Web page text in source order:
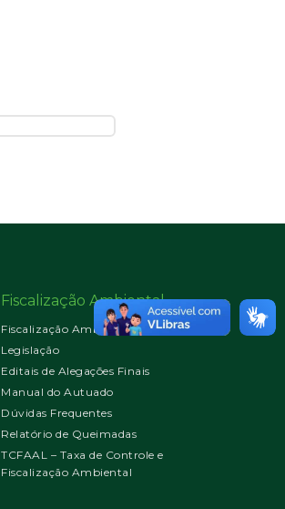
Fiscalização Ambiental
Fiscalização Ambiental
Legislação
Editais de Alegações Finais
Manual do Autuado
Dúvidas Frequentes
Relatório de Queimadas
TCFAAL – Taxa de Controle e
Fiscalização Ambiental